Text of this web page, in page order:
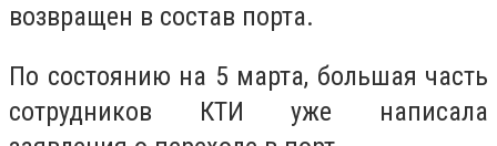
возвращен в состав порта.
По состоянию на 5 марта, большая часть
сотрудников КТИ уже написала